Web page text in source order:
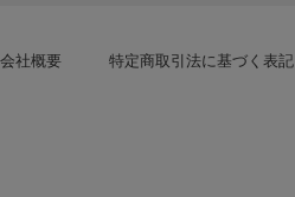
会社概要 特定商取引法に基づく表記